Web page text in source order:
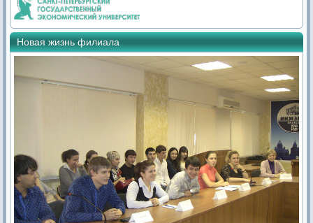
Новая жизнь филиала